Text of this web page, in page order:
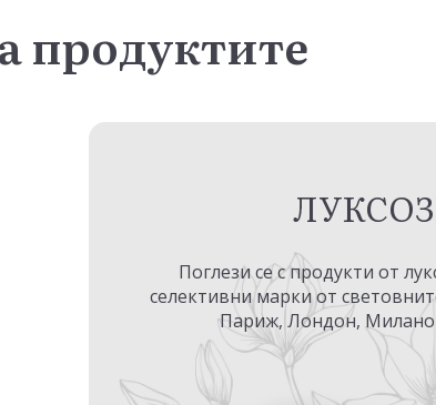
продуктите
Поглези се с продукти от
селективни марки от
Париж, Лондон,